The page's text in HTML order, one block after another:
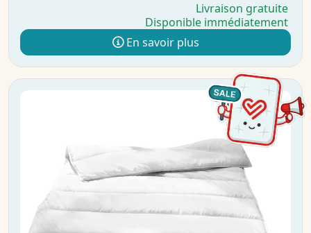
Livraison gratuite
Disponible immédiatement
En savoir plus